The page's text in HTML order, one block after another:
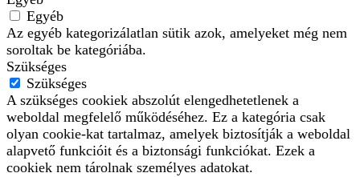
Egyéb
Az egyéb kategorizálatlan sütik azok, amelyeket még nem
soroltak be kategóriába.
Szükséges
Szükséges
A szükséges cookiek abszolút elengedhetetlenek a
weboldal megfelelő működéséhez. Ez a kategória csak
olyan cookie-kat tartalmaz, amelyek biztosítják a weboldal
alapvető funkcióit és a biztonsági funkciókat. Ezek a
cookiek nem tárolnak személyes adatokat.